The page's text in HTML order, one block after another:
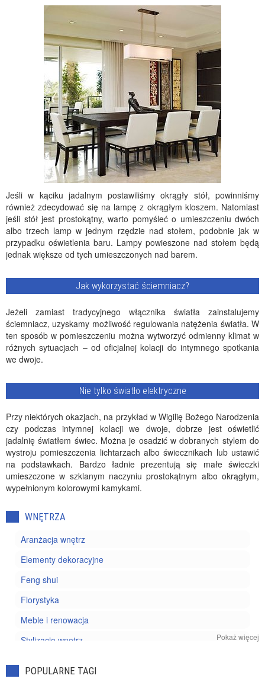
Jeśli w kąciku jadalnym postawiliśmy okrągły stół, powinniśmy
również zdecydować się na lampę z okrągłym kloszem. Natomiast
jeśli stół jest prostokątny, warto pomyśleć o umieszczeniu dwóch
albo trzech lamp w jednym rzędzie nad stołem, podobnie jak w
przypadku oświetlenia baru. Lampy powieszone nad stołem będą
jednak większe od tych umieszczonych nad barem.
Jak wykorzystać ściemniacz?
Jeżeli zamiast tradycyjnego włącznika światła zainstalujemy
ściemniacz, uzyskamy możliwość regulowania natężenia światła. W
ten sposób w pomieszczeniu można wytworzyć odmienny klimat w
różnych sytuacjach – od oficjalnej kolacji do intymnego spotkania
we dwoje.
Nie tylko światło elektryczne
Przy niektórych okazjach, na przykład w Wigilię Bożego Narodzenia
czy podczas intymnej kolacji we dwoje, dobrze jest oświetlić
jadalnię światłem świec. Można je osadzić w dobranych stylem do
wystroju pomieszczenia lichtarzach albo świecznikach lub ustawić
na podstawkach. Bardzo ładnie prezentują się małe świeczki
umieszczone w szklanym naczyniu prostokątnym albo okrągłym,
wypełnionym kolorowymi kamykami.
WNĘTRZA
Aranżacja wnętrz
Elementy dekoracyjne
Feng shui
Florystyka
Meble i renowacja
Stylizacje wnętrz
Pokaż więcej
POPULARNE TAGI